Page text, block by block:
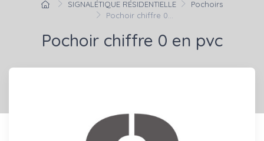
SIGNALÉTIQUE RÉSIDENTIELLE
Pochoirs
Pochoir chiffre 0...
Pochoir chiffre 0 en pvc